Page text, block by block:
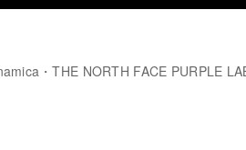
・THE NORTH FACE PURPLE